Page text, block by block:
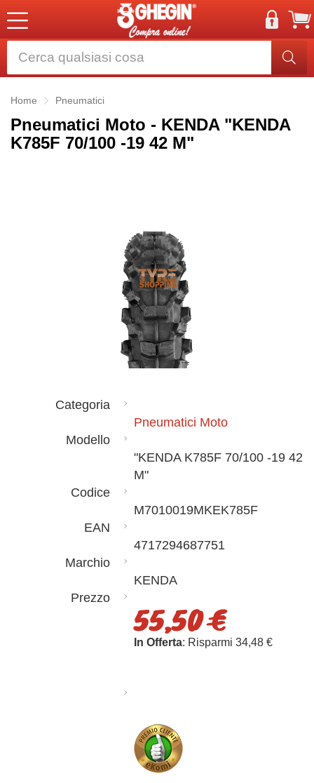
Home Pneumatici
Pneumatici Moto - KENDA "KENDA
K785F 70/100 -19 42 M"
Categoria
Pneumatici Moto
Modello
"KENDA K785F 70/100 -19 42
M"
Codice
M7010019MKEK785F
EAN
4717294687751
Marchio
KENDA
Prezzo
55,50 €
In Offerta: Risparmi 34,48 €